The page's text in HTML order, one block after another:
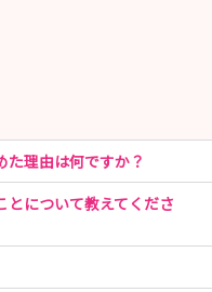
（看護職採
た理由は何ですか？
とについて教えてくださ